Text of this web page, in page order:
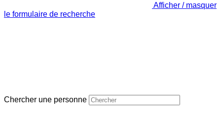
Afficher / masquer
le formulaire de recherche
Chercher une personne